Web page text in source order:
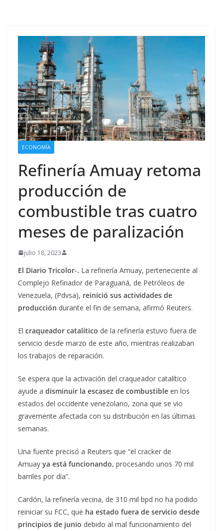
ECONOMÍA
Refinería Amuay retoma
producción de
combustible tras cuatro
meses de paralización
julio 18, 2023
El Diario Tricolor-. La refinería Amuay, perteneciente al
Complejo Refinador de Paraguaná, de Petróleos de
Venezuela, (Pdvsa), reinició sus actividades de
producción durante el fin de semana, afirmó Reuters.
El craqueador catalítico de la refinería estuvo fuera de
servicio desde marzo de este año, mientras realizaban
los trabajos de reparación.
Se espera que la activación del craqueador catalítico
ayude a disminuir la escasez de combustible en los
estados del occidente venezolano, zona que se vio
gravemente afectada con su distribución en las últimas
semanas.
Una fuente precisó a Reuters que “el cracker de
Amuay ya está funcionando, procesando unos 70 mil
barriles por día”.
Cardón, la refinería vecina, de 310 mil bpd no ha podido
reiniciar su FCC, que ha estado fuera de servicio desde
principios de junio debido al mal funcionamiento del